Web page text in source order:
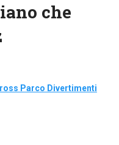
che
Parco Divertimenti